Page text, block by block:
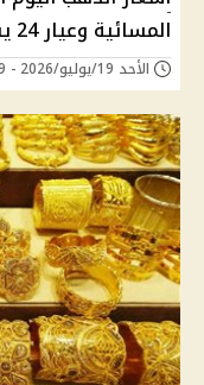
المسائية وعيار 24 يسجل 6651 جنيهًا
الأحد 19/يوليو/2026 - 05:49 م